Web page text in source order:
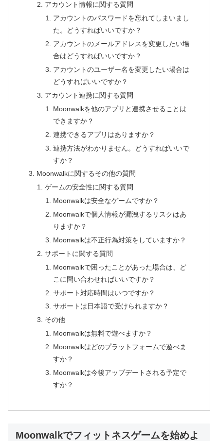
アカウント情報に関する質問
アカウントのパスワードを忘れてしまいまし
た。どうすればいいですか？
アカウントのメールアドレスを変更したい場
合はどうすればいいですか？
アカウントのユーザー名を変更したい場合は
どうすればいいですか？
アカウント連携に関する質問
Moonwalkを他のアプリと連携させることは
できますか？
連携できるアプリはありますか？
連携方法がわかりません。どうすればいいで
すか？
Moonwalkに関するその他の質問
ゲームの安全性に関する質問
Moonwalkは安全なゲームですか？
Moonwalkで個人情報が漏洩するリスクはあ
りますか？
Moonwalkは不正行為対策をしていますか？
サポートに関する質問
Moonwalkで困ったことがあった場合は、ど
こに問い合わせればいいですか？
サポート対応時間はいつですか？
サポートは日本語で受けられますか？
その他
Moonwalkは無料で遊べますか？
Moonwalkはどのプラットフォームで遊べま
すか？
Moonwalkは今後アップデートされる予定で
すか？
Moonwalkでフィットネスゲームを始めよ